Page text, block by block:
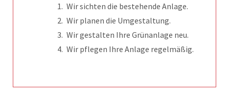
Wir sichten die bestehende Anlage.
Wir planen die Umgestaltung.
Wir gestalten Ihre Grünanlage neu.
Wir pflegen Ihre Anlage regelmäßig.